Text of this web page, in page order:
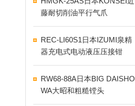
藤耐切削油平行气爪
REC-LI60S1日本IZUMI泉精
器充电式电动液压压接钳
RW68-88A日本BIG DAISHO
WA大昭和粗糙镗头